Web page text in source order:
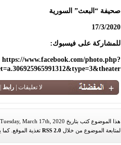
صحيفة “البعث” السورية
17/3/2020
للمشاركة على فيسبوك:
https://www.facebook.com/photo.php?
لا تعليقات |رابط
هذا الموضوع كتب بتاريخ Tuesday, March 17th, 2020 الساعة 10:39 am في تصنيف
لمتابعة الموضوع من خلال RSS 2.0 تغذية الموقع.